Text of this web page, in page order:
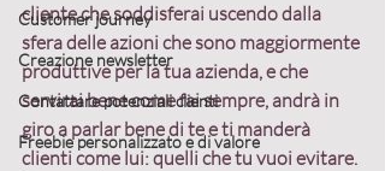
Customer journey
Creazione newsletter
Contattare potenziali clienti
Freebie personalizzato e di valore
cliente che soddisferai uscendo dalla
sfera delle azioni che sono maggiormente
produttive per la tua azienda, e che
servirai bene come fai sempre, andrà in
giro a parlar bene di te e ti manderà
clienti come lui: quelli che tu vuoi evitare.